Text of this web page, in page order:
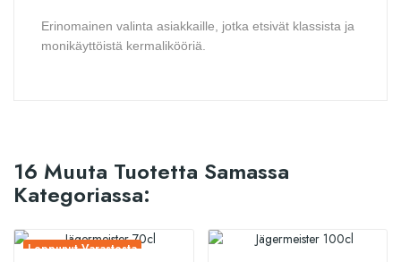
Erinomainen valinta asiakkaille, jotka etsivät klassista ja
monikäyttöistä kermalikööriä.
16 Muuta Tuotetta Samassa
Kategoriassa:
Loppunut Varastosta